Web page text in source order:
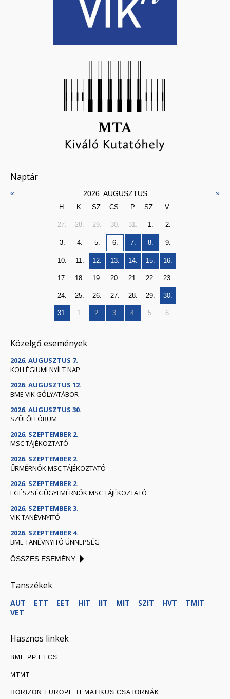
Naptár
« 2026. AUGUSZTUS »
H. K. SZ. CS. P. SZ.. V.
27. 28. 29. 30. 31. 1. 2.
3. 4. 5. 6. 7. 8. 9.
10. 11. 12. 13. 14. 15. 16.
17. 18. 19. 20. 21. 22. 23.
24. 25. 26. 27. 28. 29. 30.
31. 1. 2. 3. 4. 5. 6.
Közelgő események
2026. AUGUSZTUS 7.
KOLLÉGIUMI NYÍLT NAP
2026. AUGUSZTUS 12.
BME VIK GÓLYATÁBOR
2026. AUGUSZTUS 30.
SZÜLŐI FÓRUM
2026. SZEPTEMBER 2.
MSC TÁJÉKOZTATÓ
2026. SZEPTEMBER 2.
ŰRMÉRNÖK MSC TÁJÉKOZTATÓ
2026. SZEPTEMBER 2.
EGÉSZSÉGÜGYI MÉRNÖK MSC TÁJÉKOZTATÓ
2026. SZEPTEMBER 3.
VIK TANÉVNYITÓ
2026. SZEPTEMBER 4.
BME TANÉVNYITÓ ÜNNEPSÉG
ÖSSZES ESEMÉNY
Tanszékek
AUT ETT EET HIT IIT MIT SZIT HVT
TMIT
VET
Hasznos linkek
BME PP EECS
MTMT
HORIZON EUROPE TEMATIKUS CSATORNÁK